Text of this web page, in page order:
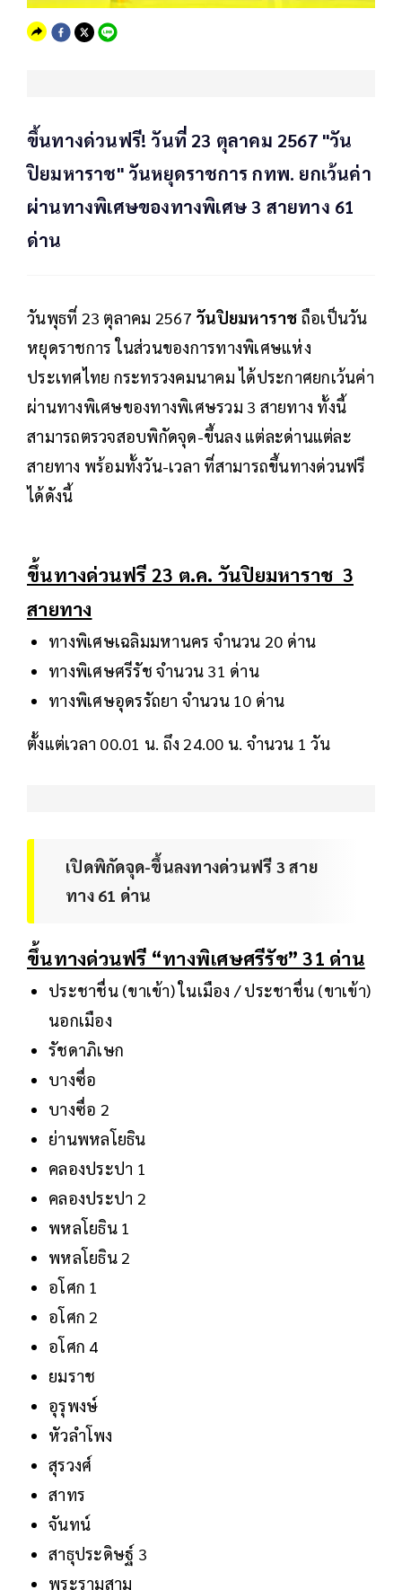
ขึ้นทางด่วนฟรี! วันที่ 23 ตุลาคม 2567 "วัน
ปิยมหาราช" วันหยุดราชการ กทพ. ยกเว้นค่า
ผ่านทางพิเศษของทางพิเศษ 3 สายทาง 61
ด่าน
วันพุธที่ 23 ตุลาคม 2567 วันปิยมหาราช ถือเป็นวัน
หยุดราชการ ในส่วนของการทางพิเศษแห่ง
ประเทศไทย กระทรวงคมนาคม ได้ประกาศยกเว้นค่า
ผ่านทางพิเศษของทางพิเศษรวม 3 สายทาง ทั้งนี้
สามารถตรวจสอบพิกัดจุด-ขึ้นลง แต่ละด่านแต่ละ
สายทาง พร้อมทั้งวัน-เวลา ที่สามารถขึ้นทางด่วนฟรี
ได้ดังนี้
ขึ้นทางด่วนฟรี 23 ต.ค. วันปิยมหาราช 3
สายทาง
ทางพิเศษเฉลิมมหานคร จำนวน 20 ด่าน
ทางพิเศษศรีรัช จำนวน 31 ด่าน
ทางพิเศษอุดรรัถยา จำนวน 10 ด่าน
ตั้งแต่เวลา 00.01 น. ถึง 24.00 น. จำนวน 1 วัน
เปิดพิกัดจุด-ขึ้นลงทางด่วนฟรี 3 สาย
ทาง 61 ด่าน
ขึ้นทางด่วนฟรี “ทางพิเศษศรีรัช” 31 ด่าน
ประชาชื่น (ขาเข้า) ในเมือง / ประชาชื่น (ขาเข้า)
นอกเมือง
รัชดาภิเษก
บางซื่อ
บางซื่อ 2
ย่านพหลโยธิน
คลองประปา 1
คลองประปา 2
พหลโยธิน 1
พหลโยธิน 2
อโศก 1
อโศก 2
อโศก 4
ยมราช
อุรุพงษ์
หัวลำโพง
สุรวงศ์
สาทร
จันทน์
สาธุประดิษฐ์ 3
พระรามสาม